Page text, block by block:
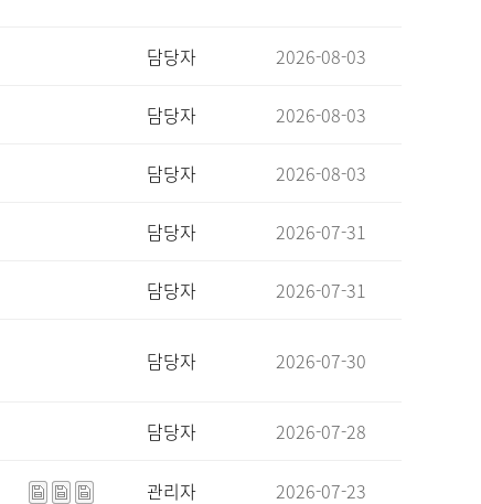
담당자 2026-08-03
담당자 2026-08-03
담당자 2026-08-03
담당자 2026-07-31
담당자 2026-07-31
담당자 2026-07-30
담당자 2026-07-28
관리자 2026-07-23